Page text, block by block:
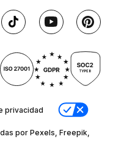
privacidad
por Pexels, Freepik,